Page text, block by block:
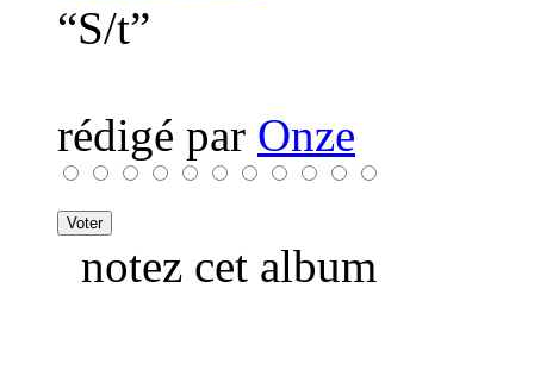
“S/t”
rédigé par Onze
notez cet album